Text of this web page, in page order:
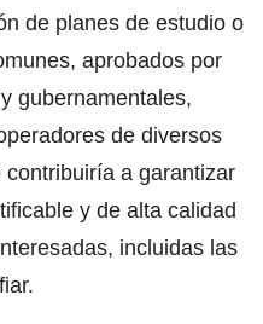
de planes de estudio o
aprobados por
gubernamentales,
de diversos
a garantizar
y de alta calidad
incluidas las